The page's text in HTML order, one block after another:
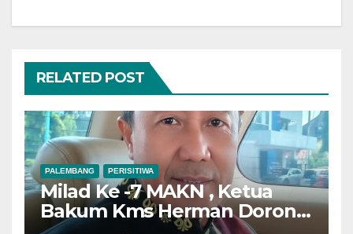
RELATED POST
PALEMBANG PERISITIWA
Milad Ke -7 MAKN , Ketua
Bakum Kms Herman Dorong